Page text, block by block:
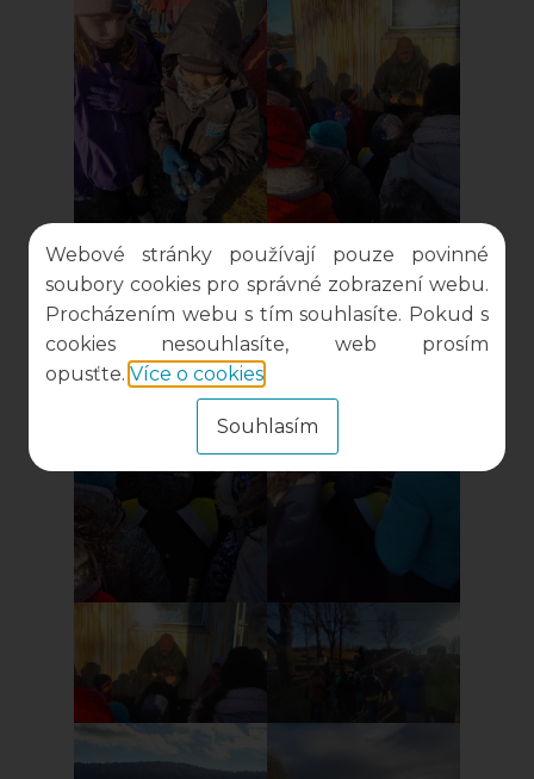
Webové stránky používají pouze povinné
soubory cookies pro správné zobrazení webu.
Procházením webu s tím souhlasíte. Pokud s
cookies nesouhlasíte, web prosím
opusťte. Více o cookies
Souhlasím